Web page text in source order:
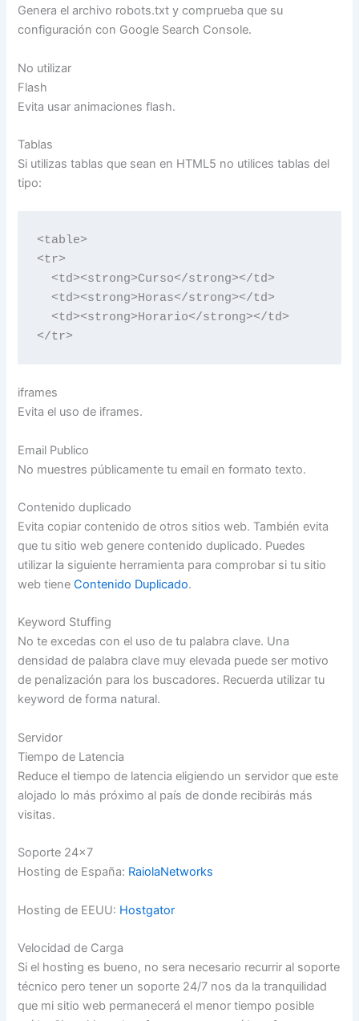
Genera el archivo robots.txt y comprueba que su
configuración con Google Search Console.
No utilizar
Flash
Evita usar animaciones flash.
Tablas
Si utilizas tablas que sean en HTML5 no utilices tablas del
tipo:
<table>
<tr>
<td><strong>Curso</strong></td>
<td><strong>Horas</strong></td>
<td><strong>Horario</strong></td>
</tr>
iframes
Evita el uso de iframes.
Email Publico
No muestres públicamente tu email en formato texto.
Contenido duplicado
Evita copiar contenido de otros sitios web. También evita
que tu sitio web genere contenido duplicado. Puedes
utilizar la siguiente herramienta para comprobar si tu sitio
web tieneContenido Duplicado.
Keyword Stuffing
No te excedas con el uso de tu palabra clave. Una
densidad de palabra clave muy elevada puede ser motivo
de penalización para los buscadores. Recuerda utilizar tu
keyword de forma natural.
Servidor
Tiempo de Latencia
Reduce el tiempo de latencia eligiendo un servidor que este
alojado lo más próximo al país de donde recibirás más
visitas.
Soporte 24×7
Hosting de España: RaiolaNetworks
Hosting de EEUU: Hostgator
Velocidad de Carga
Si el hosting es bueno, no sera necesario recurrir al soporte
técnico pero tener un soporte 24/7 nos da la tranquilidad
que mi sitio web permanecerá el menor tiempo posible